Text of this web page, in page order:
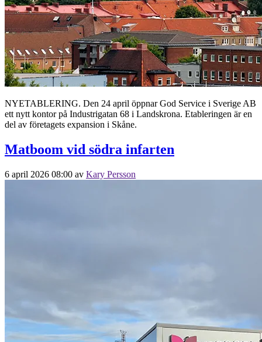
NYETABLERING. Den 24 april öppnar God Service i Sverige AB
ett nytt kontor på Industrigatan 68 i Landskrona. Etableringen är en
del av företagets expansion i Skåne.
Matboom vid södra infarten
6 april 2026 08:00 av Kary Persson